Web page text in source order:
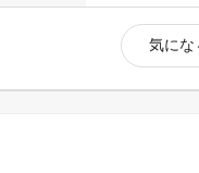
気にな